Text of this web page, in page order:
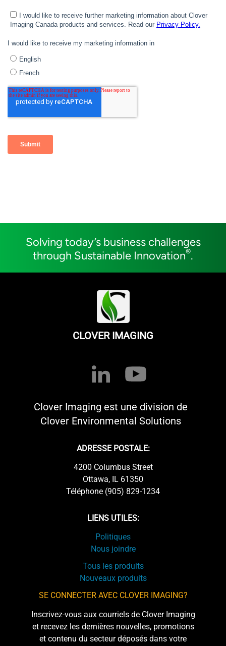
Solving today’s business challenges
through Sustainable Innovation®.
CLOVER IMAGING
Clover Imaging est une division de
Clover Environmental Solutions
ADRESSE POSTALE:
4200 Columbus Street
Ottawa, IL 61350
Téléphone (905) 829-1234
LIENS UTILES:
Politiques
Nous joindre
Tous les produits
Nouveaux produits
SE CONNECTER AVEC CLOVER IMAGING?
Inscrivez-vous aux courriels de Clover Imaging
et recevez les dernières nouvelles, promotions
et contenu du secteur déposés dans votre